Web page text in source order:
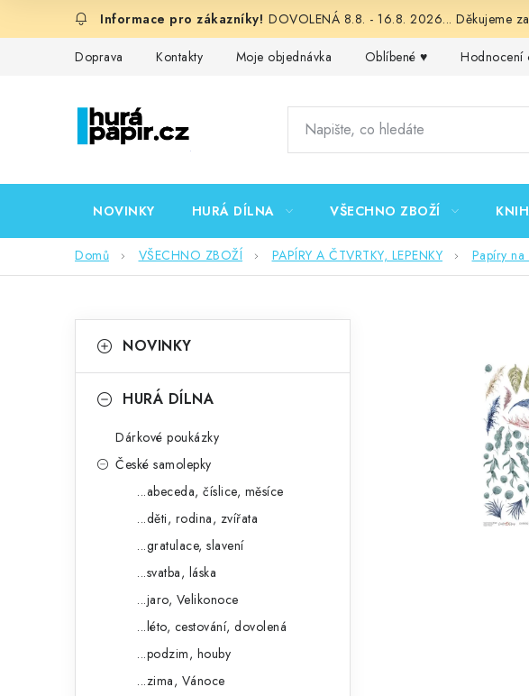
DOVOLENÁ 8.8. - 16.8. 2026... Děkujeme
Doprava Kontakty Moje objednávka Oblíbené ♥️ Hodnocení
NOVINKY HURÁ DÍLNA VŠECHNO ZBOŽÍ
Domů VŠECHNO ZBOŽÍ PAPÍRY A ČTVRTKY, LEPENKY Papíry na
okategorie
a
NOVINKY
HURÁ DÍLNA
Dárkové poukázky
České samolepky
...abeceda, číslice, měsíce
...děti, rodina, zvířata
...gratulace, slavení
...svatba, láska
...jaro, Velikonoce
...léto, cestování, dovolená
...podzim, houby
...zima, Vánoce